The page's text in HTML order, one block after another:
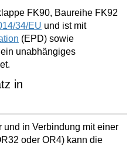
FK90, Baureihe FK92
34/EU und ist mit
(EPD) sowie
unabhängiges
in
und in Verbindung mit einer
oder OR4) kann die